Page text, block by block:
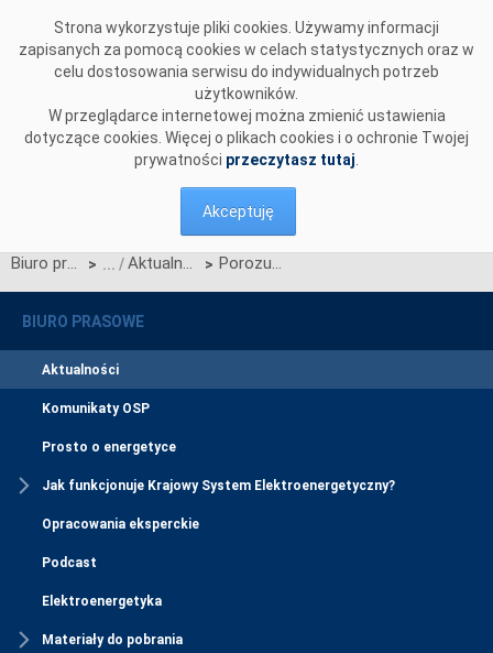
Strona wykorzystuje pliki cookies. Używamy informacji
zapisanych za pomocą cookies w celach statystycznych oraz w
celu dostosowania serwisu do indywidualnych potrzeb
użytkowników.
W przeglądarce internetowej można zmienić ustawienia
dotyczące cookies. Więcej o plikach cookies i o ochronie Twojej
prywatności przeczytasz tutaj
Akceptuję
Biuro prasowe > Aktualności > Porozumienie z Lasami Państwowymi zawarte!
BIURO PRASOWE
Aktualności
Komunikaty OSP
Prosto o energetyce
Jak funkcjonuje Krajowy System Elektroenergetyczny?
Opracowania eksperckie
Podcast
Elektroenergetyka
Materiały do pobrania